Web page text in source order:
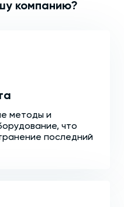
компанию?
методы и
что
последний